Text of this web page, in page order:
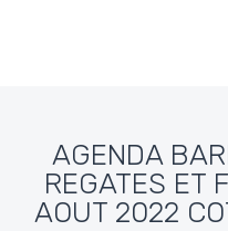
AGENDA
REGATES ET
AOUT 2022